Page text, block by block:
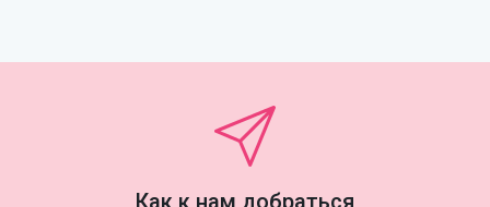
Как к нам добраться